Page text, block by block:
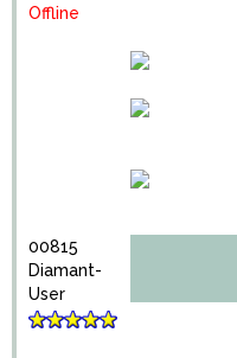
Offline
00815
Diamant-
User